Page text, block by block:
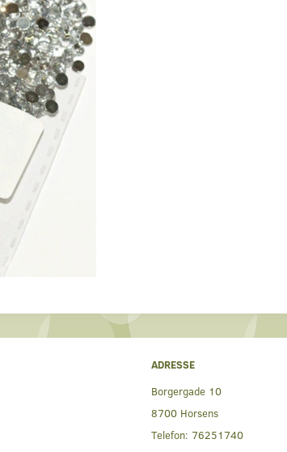
ADRESSE
Borgergade 10
8700 Horsens
Telefon: 76251740